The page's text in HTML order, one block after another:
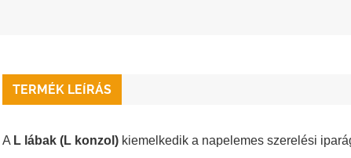
TERMÉK LEÍRÁS
A L lábak (L konzol)kiemelkedik a napelemes szerelési